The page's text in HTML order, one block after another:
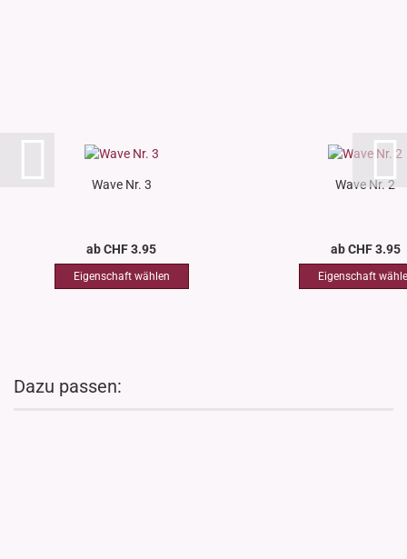
Wave Nr. 3
ab CHF 3.95
Wave Nr. 2
ab CHF 3.95
Dazu passen: